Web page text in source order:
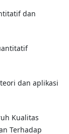
dan
dan aplikasi
Kualitas
Terhadap